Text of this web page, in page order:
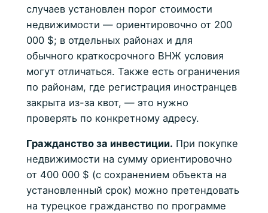
случаев установлен порог стоимости
недвижимости — ориентировочно от 200
000 $; в отдельных районах и для
обычного краткосрочного ВНЖ условия
могут отличаться. Также есть ограничения
по районам, где регистрация иностранцев
закрыта из-за квот, — это нужно
проверять по конкретному адресу.
Гражданство за инвестиции. При покупке
недвижимости на сумму ориентировочно
от 400 000 $ (с сохранением объекта на
установленный срок) можно претендовать
на турецкое гражданство по программе